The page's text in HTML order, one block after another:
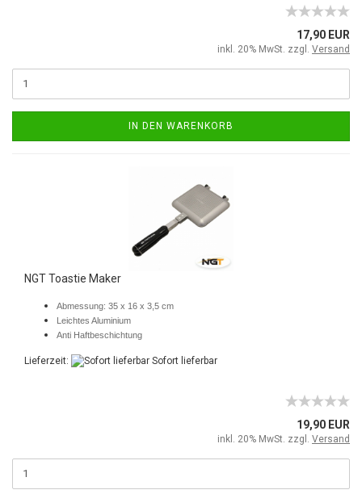
17,90 EUR
inkl. 20% MwSt. zzgl. Versand
IN DEN WARENKORB
NGT Toastie Maker
Abmessung: 35 x 16 x 3,5 cm
Leichtes Aluminium
Anti Haftbeschichtung
Lieferzeit: Sofort lieferbar
19,90 EUR
inkl. 20% MwSt. zzgl. Versand